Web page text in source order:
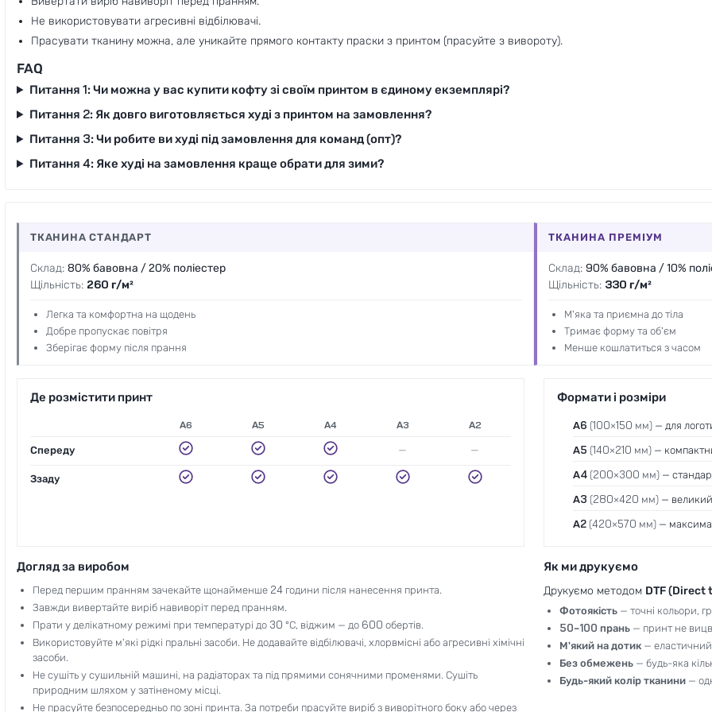
Не використовувати агресивні відбілювачі.
Прасувати тканину можна, але уникайте прямого контакту праски з принтом (прасуйте з вивороту).
FAQ
Питання 1:Чи можна у вас купити кофту зі своїм принтом в єдиному екземплярі?
Питання 2:Як довго виготовляється худі з принтом на замовлення?
Питання 3:Чи робите вихуді під замовлення для команд (опт)?
Питання 4:Яке худі на замовлення краще обрати для зими?
ТКАНИНА СТАНДАРТ
Склад: 80% бавовна / 20% поліестер
Щільність: 260 г/м²
Легка та комфортна на щодень
Добре пропускає повітря
Зберігає форму після прання
ТКАНИНА ПРЕМІУМ
Склад: 90% бавовна / 10%
Щільність: 330 г/м²
М'яка та приємна до тіла
Тримає форму та об'єм
Менше кошлатиться з часом
Де розмістити принт
А6 А5 А4 А3 А2
Спереду — —
Ззаду
Формати і розміри
A6 (100×150 мм) — для
A5 (140×210 мм) —
A4 (200×300 мм) —
A3 (280×420 мм) —
A2 (420×570 мм) —
Догляд за виробом
Перед першим пранням зачекайте щонайменше 24 години після нанесення принта.
Завжди вивертайте виріб навиворіт перед пранням.
Прати у делікатному режимі при температурі до 30 °C, віджим — до 600 обертів.
Використовуйте м'які рідкі пральні засоби. Не додавайте відбілювачі, хлорвмісні або агресивні хімічні
засоби.
Не сушіть у сушильній машині, на радіаторах та під прямими сонячними променями. Сушіть
природним шляхом у затіненому місці.
Не прасуйте безпосередньо по зоні принта. За потреби прасуйте виріб з виворітного боку або через
Як ми друкуємо
Друкуємо методом DTF (Direct
Фотоякість — точні кольори,
50–100 прань — принт не
М'який на дотик —
Без обмежень — будь-яка
Будь-який колір тканини —